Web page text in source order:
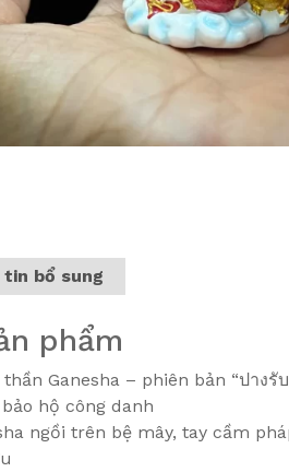
tin bổ sung
phẩm
thần Ganesha – phiên bản “ปา
hộ công danh
ngồi trên bệ mây, tay cầm